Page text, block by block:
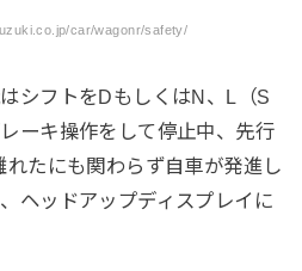
car/wagonr/safety/
シフトをDもしくはN、L（S
ーキ操作をして停止中、先行
たにも関わらず自車が発進し
ヘッドアップディスプレイに